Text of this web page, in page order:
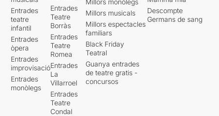
Entrades
teatre
infantil
Entrades
òpera
Entrades
improvisació
Entrades
monòlegs
Entrades
Teatre
Borràs
Entrades
Teatre
Romea
Entrades
La
Villarroel
Entrades
Teatre
Condal
Millors musicals
Millors espectacles
familiars
Black Friday
Teatral
Guanya entrades
de teatre gratis -
concursos
Descompte
Germans de sang